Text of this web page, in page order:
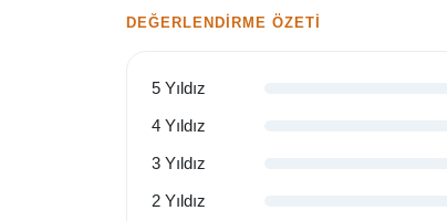
DEĞERLENDIRME ÖZETI
5 Yıldız
4 Yıldız
3 Yıldız
2 Yıldız